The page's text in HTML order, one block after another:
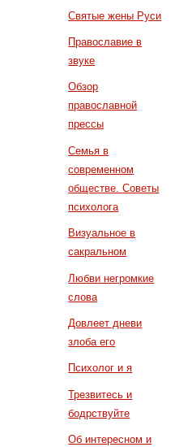
Святые жены Руси
Православие в
звуке
Обзор
православной
прессы
Семья в
современном
обществе. Советы
психолога
Визуальное в
сакральном
Любви негромкие
слова
Довлеет дневи
злоба его
Психолог и я
Трезвитесь и
бодрствуйте
Об интересном и